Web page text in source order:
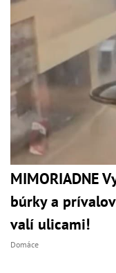
MIMORIADNE
búrky a
valí ulicami!
Domáce